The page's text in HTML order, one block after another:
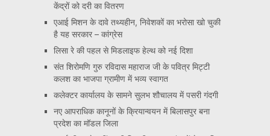
केंद्रों को दरी का वितरण
एआई मिशन के दावे तथ्यहीन, निवेशकों का भरोसा खो चुकी
है यह सरकार – कांग्रेस
लिसा रे की पहल से मिडलाइफ हेल्थ को नई दिशा
संत शिरोमणि गुरु रविदास महाराज जी के पवित्र मिट्टी
कलश का भाजपा ग्रामीण में भव्य स्वागत
कलेक्टर कार्यालय के सामने सुलभ शौचालय में पसरी गंदगी
नए आपराधिक कानूनों के क्रियान्वयन में बिलासपुर बना
प्रदेश का मॉडल जिला